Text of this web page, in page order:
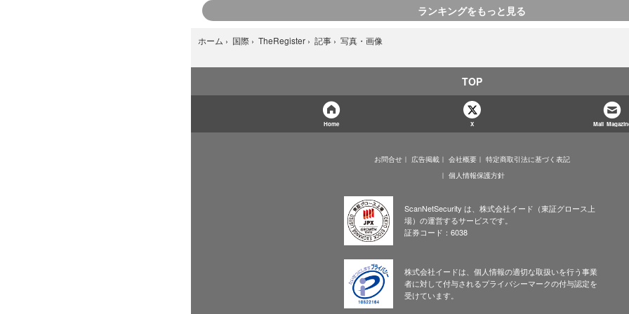
ランキングをもっと見る
ホーム › 国際 › TheRegister › 記事 › 写真・画像
TOP
Home X Mail
お問合せ 広告掲載 会社概要
特定商取引法に基づく表記
個人情報保護方針
ScanNetSecurity は、株式会社イード（東証グロース上
場）の運営するサービスです。
証券コード：6038
株式会社イードは、個人情報の適切な取扱いを行う事業
者に対して付与されるプライバシーマークの付与認定を
受けています。